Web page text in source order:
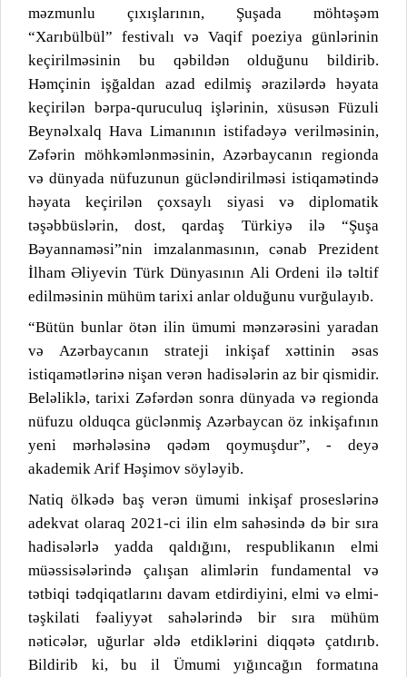
məzmunlu çıxışlarının, Şuşada möhtəşəm
“Xarıbülbül” festivalı və Vaqif poeziya günlərinin
keçirilməsinin bu qəbildən olduğunu bildirib.
Həmçinin işğaldan azad edilmiş ərazilərdə həyata
keçirilən bərpa-quruculuq işlərinin, xüsusən Füzuli
Beynəlxalq Hava Limanının istifadəyə verilməsinin,
Zəfərin möhkəmlənməsinin, Azərbaycanın regionda
və dünyada nüfuzunun gücləndirilməsi istiqamətində
həyata keçirilən çoxsaylı siyasi və diplomatik
təşəbbüslərin, dost, qardaş Türkiyə ilə “Şuşa
Bəyannaməsi”nin imzalanmasının, cənab Prezident
İlham Əliyevin Türk Dünyasının Ali Ordeni ilə təltif
edilməsinin mühüm tarixi anlar olduğunu vurğulayıb.
“Bütün bunlar ötən ilin ümumi mənzərəsini yaradan
və Azərbaycanın strateji inkişaf xəttinin əsas
istiqamətlərinə nişan verən hadisələrin az bir qismidir.
Beləliklə, tarixi Zəfərdən sonra dünyada və regionda
nüfuzu olduqca güclənmiş Azərbaycan öz inkişafının
yeni mərhələsinə qədəm qoymuşdur”, - deyə
akademik Arif Həşimov söyləyib.
Natiq ölkədə baş verən ümumi inkişaf proseslərinə
adekvat olaraq 2021-ci ilin elm sahəsində də bir sıra
hadisələrlə yadda qaldığını, respublikanın elmi
müəssisələrində çalışan alimlərin fundamental və
tətbiqi tədqiqatlarını davam etdirdiyini, elmi və elmi-
təşkilati fəaliyyət sahələrində bir sıra mühüm
nəticələr, uğurlar əldə etdiklərini diqqətə çatdırıb.
Bildirib ki, bu il Ümumi yığıncağın formatına